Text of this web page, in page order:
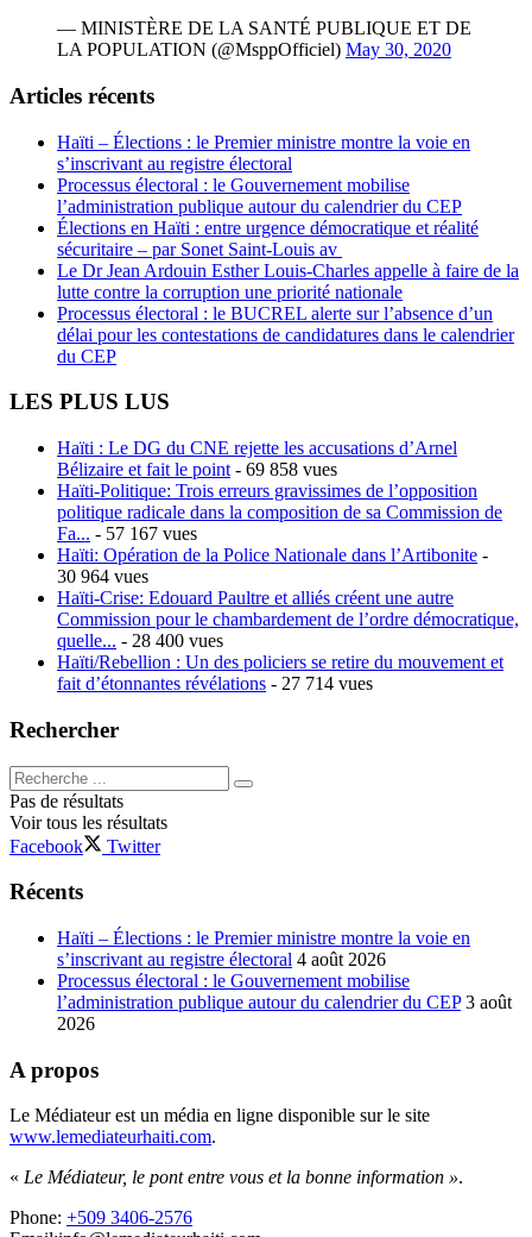
— MINISTÈRE DE LA SANTÉ PUBLIQUE ET DE
LA POPULATION (@MsppOfficiel) May 30, 2020
Articles récents
Haïti – Élections : le Premier ministre montre la voie en
s’inscrivant au registre électoral
Processus électoral : le Gouvernement mobilise
l’administration publique autour du calendrier du CEP
Élections en Haïti : entre urgence démocratique et réalité
sécuritaire – par Sonet Saint-Louis av
Le Dr Jean Ardouin Esther Louis-Charles appelle à faire de la
lutte contre la corruption une priorité nationale
Processus électoral : le BUCREL alerte sur l’absence d’un
délai pour les contestations de candidatures dans le calendrier
du CEP
LES PLUS LUS
Haïti : Le DG du CNE rejette les accusations d’Arnel
Bélizaire et fait le point - 69 858 vues
Haïti-Politique: Trois erreurs gravissimes de l’opposition
politique radicale dans la composition de sa Commission de
Fa... - 57 167 vues
Haïti: Opération de la Police Nationale dans l’Artibonite -
30 964 vues
Haïti-Crise: Edouard Paultre et alliés créent une autre
Commission pour le chambardement de l’ordre démocratique,
quelle... - 28 400 vues
Haïti/Rebellion : Un des policiers se retire du mouvement et
fait d’étonnantes révélations - 27 714 vues
Rechercher
Pas de résultats
Voir tous les résultats
Facebook
Twitter
Récents
Haïti – Élections : le Premier ministre montre la voie en
s’inscrivant au registre électoral 4 août 2026
Processus électoral : le Gouvernement mobilise
l’administration publique autour du calendrier du CEP 3 août
2026
A propos
Le Médiateur est un média en ligne disponible sur le site
www.lemediateurhaiti.com.
« Le Médiateur, le pont entre vous et la bonne information ».
Phone: +509 3406-2576